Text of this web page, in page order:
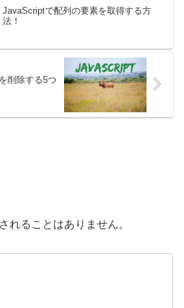
JavaScriptで配列の要素を取得する方
法！
削除する5つ
れることはありません。